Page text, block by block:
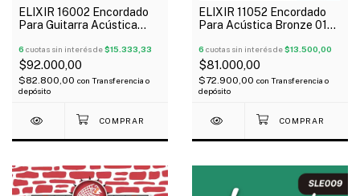
ELIXIR 16002 Encordado
Para Guitarra Acústica
NANOWEB
6 cuotas sin interés de$15.333,33
$92.000,00
$82.800,00 con Transferencia o
depósito
ELIXIR 11052 Encordado
Para Acústica Bronze 012-
6 cuotas sin interés de$13.500,00
$81.000,00
$72.900,00 con Transferencia o
depósito